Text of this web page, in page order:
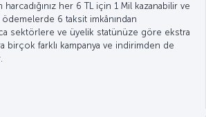
harcadığınız her 6 TL için 1 Mil kazanabilir ve
ödemelerde 6 taksit imkânından
sektörlere ve üyelik statünüze göre ekstra
birçok farklı kampanya ve indirimden de